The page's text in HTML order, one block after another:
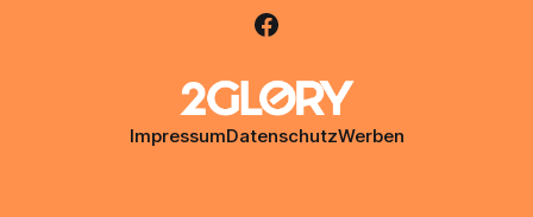
ImpressumDatenschutzWerben